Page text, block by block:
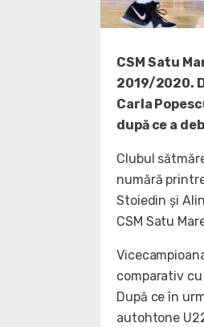
CSM Satu
2019/2020.
Carla
după ce a
Clubul
numără
Stoiedin și
CSM Satu
comparativ
După ce în
autohtone